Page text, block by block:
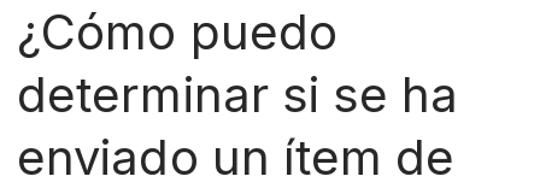
¿Cómo puedo
determinar si se ha
enviado un ítem de